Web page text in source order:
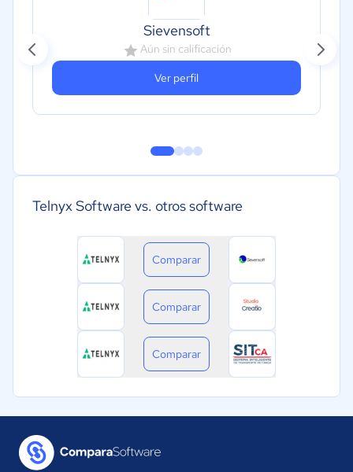
Sievensoft
Aún sin calificación
Ver perfil
Telnyx Software vs. otros software
Comparar
Comparar
Comparar